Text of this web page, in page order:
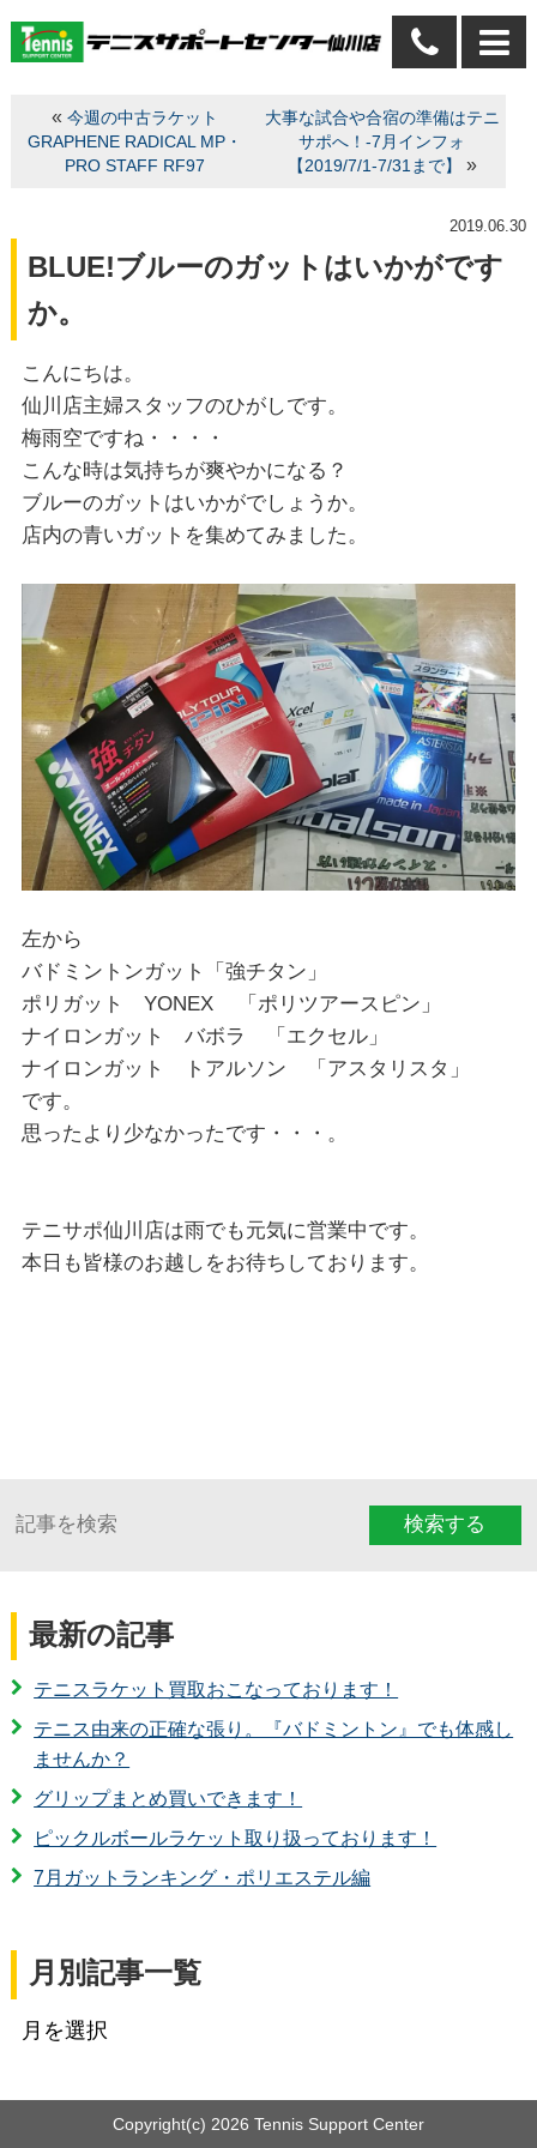
« 今週の中古ラケット
GRAPHENE RADICAL MP・
PRO STAFF RF97
大事な試合や合宿の準備はテニ
サポへ！-7月インフォ
【2019/7/1-7/31まで】
»
2019.06.30
BLUE!ブルーのガットはいかがです
か。
こんにちは。
仙川店主婦スタッフのひがしです。
梅雨空ですね・・・・
こんな時は気持ちが爽やかになる？
ブルーのガットはいかがでしょうか。
店内の青いガットを集めてみました。
左から
バドミントンガット「強チタン」
ポリガット YONEX 「ポリツアースピン」
ナイロンガット バボラ 「エクセル」
ナイロンガット トアルソン 「アスタリスタ」
です。
思ったより少なかったです・・・。
テニサポ仙川店は雨でも元気に営業中です。
本日も皆様のお越しをお待ちしております。
検索する
最新の記事
テニスラケット買取おこなっております！
テニス由来の正確な張り。『バドミントン』でも体感し
ませんか？
グリップまとめ買いできます！
ピックルボールラケット取り扱っております！
7月ガットランキング・ポリエステル編
月別記事一覧
Copyright(c) 2026 Tennis Support Center